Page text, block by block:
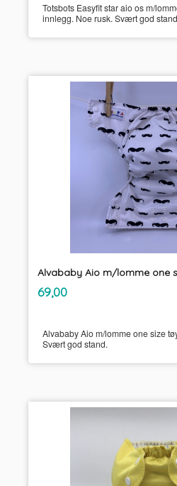
Totsbots Easyfit star aio os m/
innlegg. Noe rusk. Svært god
Alvababy Aio m/lomme one
Pris
69,00mva.
Alvababy Aio m/lomme one size
Svært god stand.